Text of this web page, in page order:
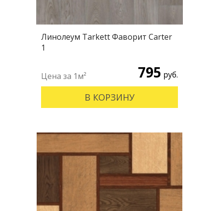
Линолеум Tarkett Фаворит Carter
1
795 руб.
В КОРЗИНУ